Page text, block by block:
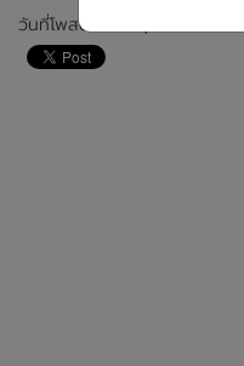
วันที่โพสต์: 26 พฤศจิกายน 2019